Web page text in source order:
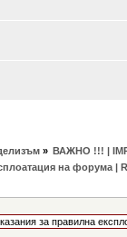
» ВАЖНО !!! |
на форума